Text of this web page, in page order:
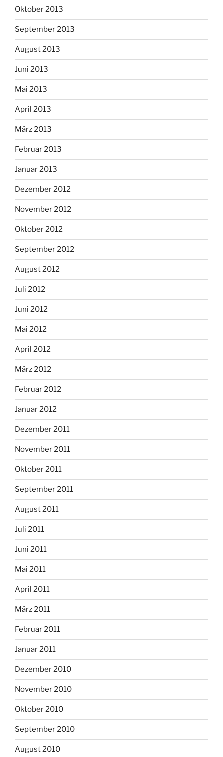
Oktober 2013
September 2013
August 2013
Juni 2013
Mai 2013
April 2013
März 2013
Februar 2013
Januar 2013
Dezember 2012
November 2012
Oktober 2012
September 2012
August 2012
Juli 2012
Juni 2012
Mai 2012
April 2012
März 2012
Februar 2012
Januar 2012
Dezember 2011
November 2011
Oktober 2011
September 2011
August 2011
Juli 2011
Juni 2011
Mai 2011
April 2011
März 2011
Februar 2011
Januar 2011
Dezember 2010
November 2010
Oktober 2010
September 2010
August 2010